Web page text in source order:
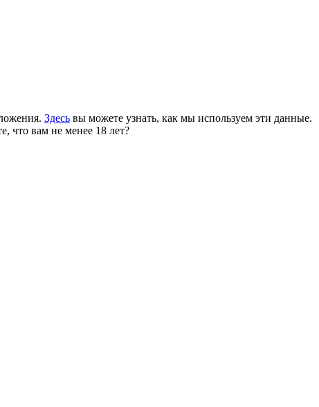
Здесь вы можете узнать, как мы используем эти данные.
что вам не менее 18 лет?